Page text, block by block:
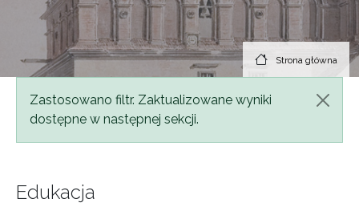
Strona główna
Komunikat
Zastosowano filtr. Zaktualizowane wyniki
dostępne w następnej sekcji.
Edukacja